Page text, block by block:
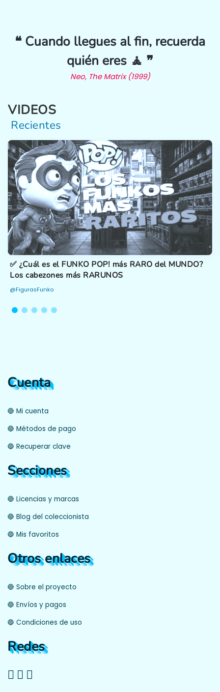
❝ Cuando llegues al fin, recuerda
quién eres 🧘 ❞
Neo, The Matrix (1999)
VIDEOS
Recientes
✅ ¿Cuál es el FUNKO POP! más RARO del MUNDO?
Los cabezones más RARUNOS
@FigurasFunko
Cuenta
🔵 Mi cuenta
🔵 Métodos de pago
🔵 Recuperar clave
Secciones
🔵 Licencias y marcas
🔵 Blog del coleccionista
🔵 Mis favoritos
Otros enlaces
🔵 Sobre el proyecto
🔵 Envíos y pagos
🔵 Condiciones de uso
Redes